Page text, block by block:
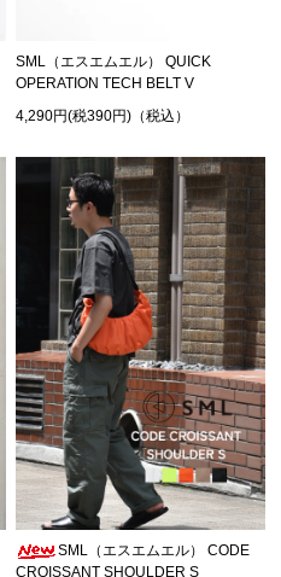
SML（エスエムエル） QUICK
OPERATION TECH BELT V
4,290円(税390円)（税込）
SML（エスエムエル） CODE
CROISSANT SHOULDER S